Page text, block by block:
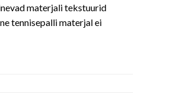
materjali tekstuurid
tennisepalli materjal ei